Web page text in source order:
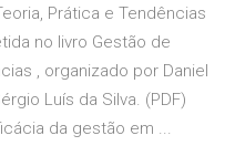
Prática e Tendências
no livro Gestão de
, organizado por Daniel
Luís da Silva. (PDF)
da gestão em ...